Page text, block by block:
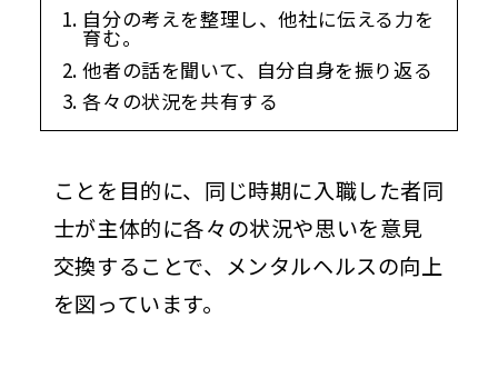
自分の考えを整理し、他社に伝える力を
育む。
他者の話を聞いて、自分自身を振り返る
各々の状況を共有する
ことを目的に、同じ時期に入職した者同
士が主体的に各々の状況や思いを意見
交換することで、メンタルヘルスの向上
を図っています。